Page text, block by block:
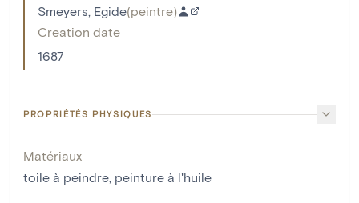
Smeyers, Egide(peintre)
Creation date
1687
PROPRIÉTÉS PHYSIQUES
Matériaux
toile à peindre, peinture à l'huile